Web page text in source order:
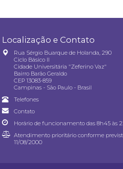
Localização e Contato
Rua Sérgio Buarque de Holanda, 290
Ciclo Básico II
Cidade Universitária "Zeferino Vaz"
Bairro Barão Geraldo
CEP 13083-859
Campinas - São Paulo - Brasil
Telefones
Contato
Horário de funcionamento das 8h45 às
Atendimento prioritário conforme
11/08/2000